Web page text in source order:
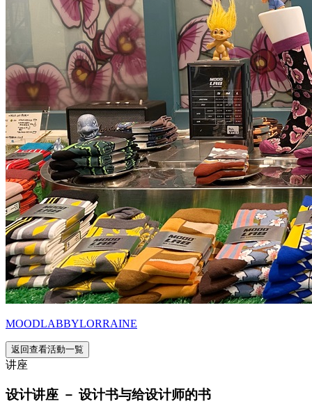
MOODLABBYLORRAINE
返回查看活動一覧
讲座
设计讲座 － 设计书与给设计师的书